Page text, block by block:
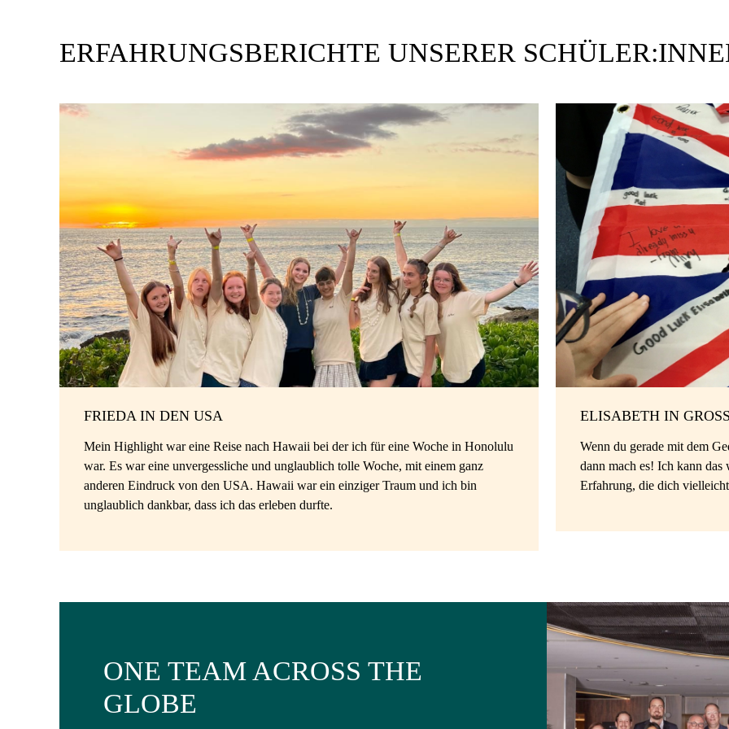
ERFAHRUNGSBERICHTE UNSERER
FRIEDA IN DEN USA
Mein Highlight war eine Reise nach Hawaii bei der ich für eine Woche in Honolulu
war. Es war eine unvergessliche und unglaublich tolle Woche, mit einem ganz
anderen Eindruck von den USA. Hawaii war ein einziger Traum und ich bin
unglaublich dankbar, dass ich das erleben durfte.
ELISABETH IN
Wenn du gerade mit dem
dann mach es! Ich kann
Erfahrung, die dich
ONE TEAM ACROSS THE
GLOBE